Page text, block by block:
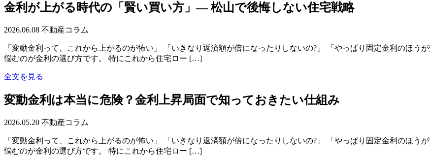
金利が上がる時代の「賢い買い方」― 松山で後悔しない住宅戦略
2026.06.08 不動産コラム
「変動金利って、これから上がるのが怖い」 「いきなり返済額が倍になったりしないの?」 「やっぱり固定金利のほう
悩むのが金利の選び方です。 特にこれから住宅ロー […]
全文を見る
変動金利は本当に危険？金利上昇局面で知っておきたい仕組み
2026.05.20 不動産コラム
「変動金利って、これから上がるのが怖い」 「いきなり返済額が倍になったりしないの?」 「やっぱり固定金利のほう
悩むのが金利の選び方です。 特にこれから住宅ロー […]